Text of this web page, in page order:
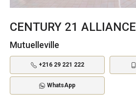
CENTURY 21 ALLIANCE
Mutuelleville
+216 29 221 222
WhatsApp